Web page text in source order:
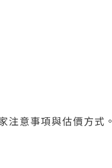
注意事項與估價方式。